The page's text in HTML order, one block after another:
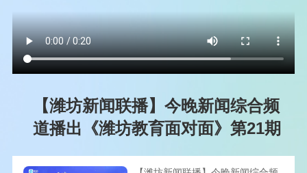
【潍坊新闻联播】今晚新闻综合频
道播出《潍坊教育面对面》第21期